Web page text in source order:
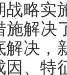
战略实
施解决
解决，
因、特